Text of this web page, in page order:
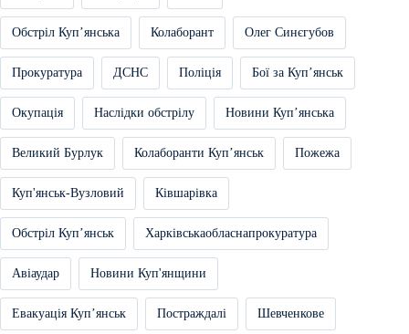
Обстріл Купʼянська Колаборант Олег Синєгубов
Прокуратура ДСНС Поліція Бої за Купʼянськ
Окупація Наслідки обстрілу Новини Купʼянська
Великий Бурлук Колаборанти Купʼянськ Пожежа
Куп'янськ-Вузловий Ківшарівка
Обстріл Купʼянськ Харківськаобласнапрокуратура
Авіаудар Новини Куп'янщини
Евакуація Купʼянськ Постраждалі Шевченкове